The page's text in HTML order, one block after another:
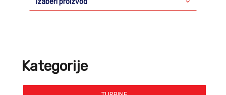
Izaberi proizvod
Kategorije